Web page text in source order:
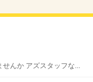
んか アズスタッフな...